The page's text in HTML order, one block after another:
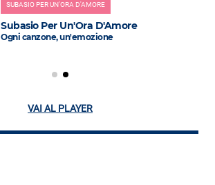
SUBASIO PER UN'ORA D'AMORE
Subasio Per Un'Ora D'Amore
Ogni canzone, un'emozione
VAI AL PLAYER